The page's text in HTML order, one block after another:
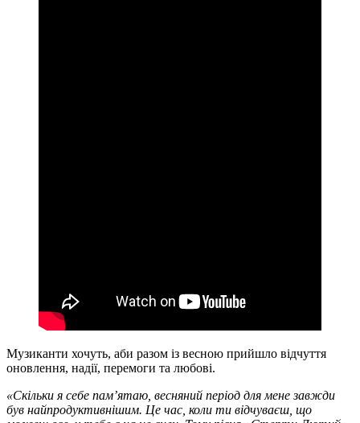
Музиканти хочуть, аби разом із весною прийшло відчуття
оновлення, надії, перемоги та любові.
«Скільки я себе памʼятаю, весняний період для мене завжди
був найпродуктивнішим. Це час, коли ти відчуваєш, що